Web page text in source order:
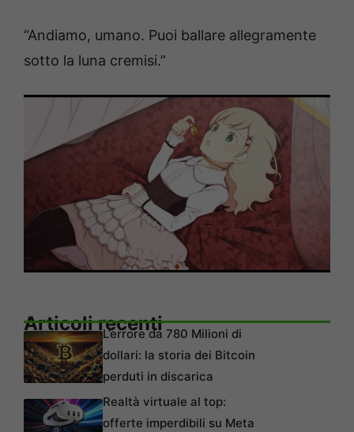
“Andiamo, umano. Puoi ballare allegramente
sotto la luna cremisi.”
Articoli recentiL’errore da 780 Milioni di
dollari: la storia dei Bitcoin
perduti in discarica
Realtà virtuale al top:
offerte imperdibili su Meta